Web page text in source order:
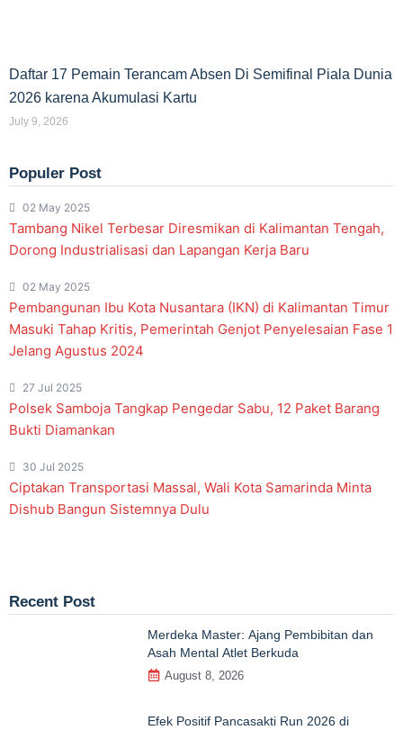
Daftar 17 Pemain Terancam Absen Di Semifinal Piala Dunia
2026 karena Akumulasi Kartu
July 9, 2026
Populer Post
02 May 2025
Tambang Nikel Terbesar Diresmikan di Kalimantan Tengah,
Dorong Industrialisasi dan Lapangan Kerja Baru
02 May 2025
Pembangunan Ibu Kota Nusantara (IKN) di Kalimantan Timur
Masuki Tahap Kritis, Pemerintah Genjot Penyelesaian Fase 1
Jelang Agustus 2024
27 Jul 2025
Polsek Samboja Tangkap Pengedar Sabu, 12 Paket Barang
Bukti Diamankan
30 Jul 2025
Ciptakan Transportasi Massal, Wali Kota Samarinda Minta
Dishub Bangun Sistemnya Dulu
Recent Post
Merdeka Master: Ajang Pembibitan dan
Asah Mental Atlet Berkuda
August 8, 2026
Efek Positif Pancasakti Run 2026 di